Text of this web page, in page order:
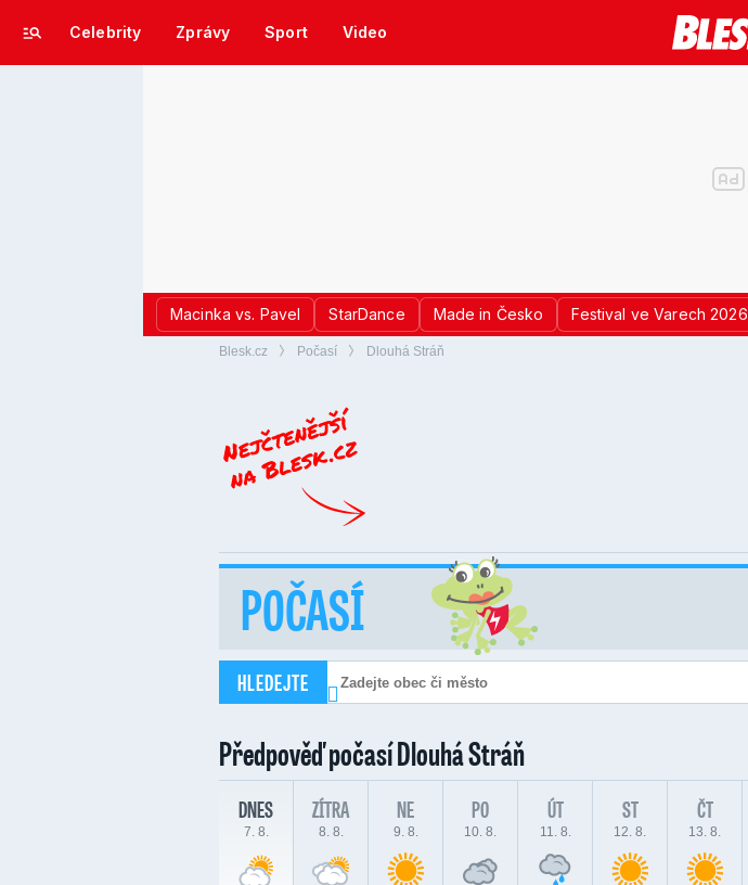
Celebrity Zprávy Sport Video
Macinka vs. Pavel StarDance Made in Česko Festival ve Varech 2026
Blesk.cz Počasí Dlouhá Stráň
POČASÍ
HLEDEJTE
Předpověď počasíDlouhá Stráň
DNES
7. 8.
ZÍTRA
8. 8.
NE
9. 8.
PO
10. 8.
ÚT
11. 8.
ST
12. 8.
ČT
13. 8.